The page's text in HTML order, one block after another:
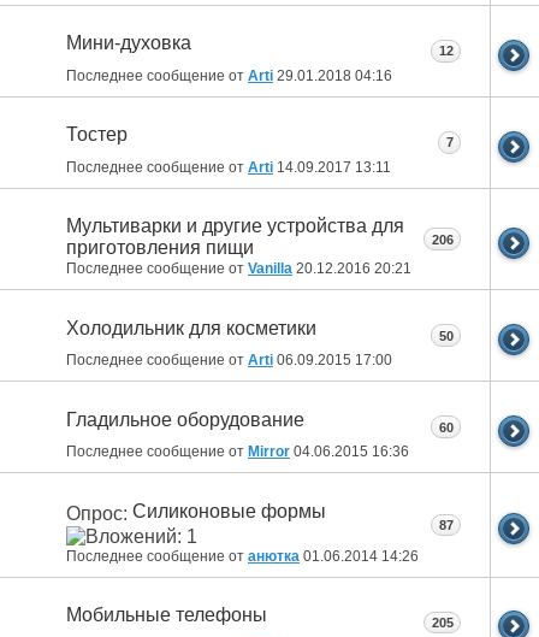
Мини-духовка
Последнее сообщение от Arti 29.01.2018 04:16
12
Тостер
Последнее сообщение от Arti 14.09.2017 13:11
7
Мультиварки и другие устройства для
приготовления пищи
Последнее сообщение от Vanilla 20.12.2016 20:21
206
Холодильник для косметики
Последнее сообщение от Arti 06.09.2015 17:00
50
Гладильное оборудование
Последнее сообщение от Mirror 04.06.2015 16:36
60
Опрос: Силиконовые формы
Последнее сообщение от анютка 01.06.2014 14:26
87
Мобильные телефоны 205